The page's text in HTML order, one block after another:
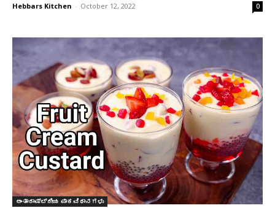
Hebbars Kitchen - October 12, 2022 0
ಅಂತಾರಾಷ್ಟ್ರೀಯ ಪಾಕವಿಧಾನಗಳು